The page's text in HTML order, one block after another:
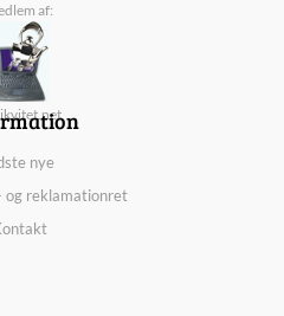
af:
nye
og reklamationret